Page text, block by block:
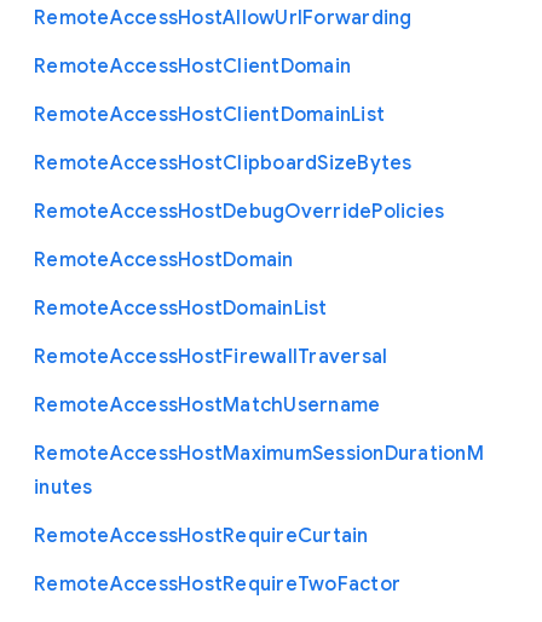
RemoteAccessHostAllowUrlForwarding
RemoteAccessHostClientDomain
RemoteAccessHostClientDomainList
RemoteAccessHostClipboardSizeBytes
RemoteAccessHostDebugOverridePolicies
RemoteAccessHostDomain
RemoteAccessHostDomainList
RemoteAccessHostFirewallTraversal
RemoteAccessHostMatchUsername
RemoteAccessHostMaximumSessionDurationM
inutes
RemoteAccessHostRequireCurtain
RemoteAccessHostRequireTwoFactor